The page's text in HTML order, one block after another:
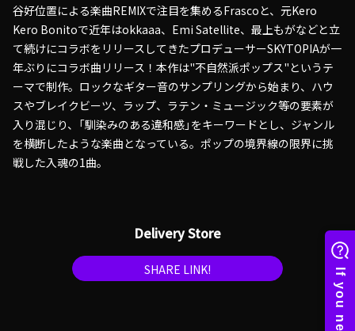
谷好位置による楽曲REMIXで注目を集めるFrascoと、元Kero
Kero Bonitoで近年はokkaaa、Emi Satellite、最上もがなどと立
て続けにコラボをリリースしてきたプロデューサーSKYTOPIAが一
年ぶりにコラボ曲リリース！本作は"不自然派ポップス"というテ
ーマで制作。ロックなギター音のサンプリングから始まり、ハウ
スやブレイクビーツ、ラップ、ラテン・ミュージック等の要素が
入り混じり、「馴染みのある違和感」をキーワードとし、ジャンル
を横断したような楽曲となっている。ポップの境界線の限界に挑
戦した入魂の1曲。
Delivery Store
SHARE LINK!